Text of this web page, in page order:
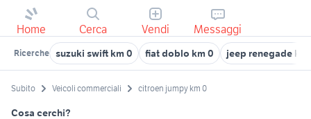
Home Cerca Vendi Messaggi
Ricerche suzuki swift km 0 fiat doblo km 0 jeep renegade
Subito Veicoli commerciali citroen jumpy km 0
Cosa cerchi?